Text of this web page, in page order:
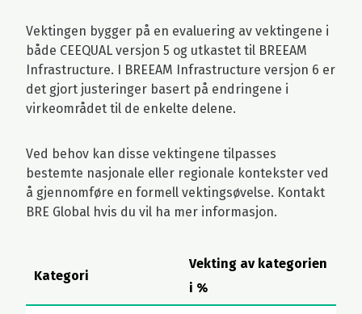
Vektingen bygger på en evaluering av vektingene i
både CEEQUAL versjon 5 og utkastet til BREEAM
Infrastructure. I BREEAM Infrastructure versjon 6 er
det gjort justeringer basert på endringene i
virkeområdet til de enkelte delene.
Ved behov kan disse vektingene tilpasses
bestemte nasjonale eller regionale kontekster ved
å gjennomføre en formell vektingsøvelse. Kontakt
BRE Global hvis du vil ha mer informasjon.
Kategori
Vekting av kategorien
i %